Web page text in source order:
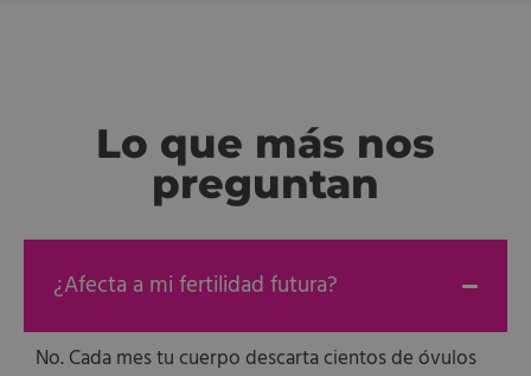
Lo que más nos
preguntan
¿Afecta a mi fertilidad futura?
No. Cada mes tu cuerpo descarta cientos de óvulos